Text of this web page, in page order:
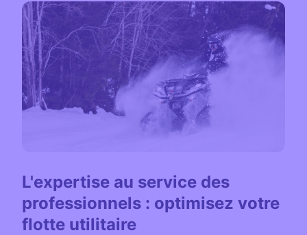
L'expertise au service des
professionnels : optimisez votre
flotte utilitaire